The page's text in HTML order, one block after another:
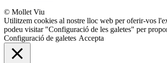
© Mollet Viu
Utilitzem cookies al nostre lloc web per oferir-vos
podeu visitar "Configuració de les galetes" per
Configuració de galetes Accepta